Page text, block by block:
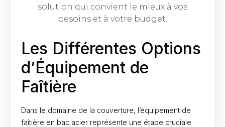
solution qui convient le mieux à vos
besoins et à votre budget.
Les Différentes Options
d’Équipement de
Faîtière
Dans le domaine de la couverture, l’équipement de
faîtière en bac acier représente une étape cruciale